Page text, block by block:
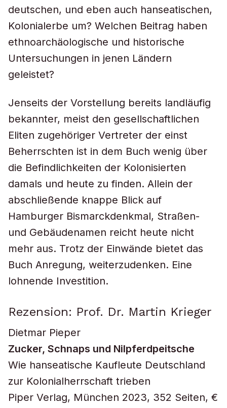
deutschen, und eben auch hanseatischen,
Kolonialerbe um? Welchen Beitrag haben
ethnoarchäologische und historische
Untersuchungen in jenen Ländern
geleistet?
Jenseits der Vorstellung bereits landläufig
bekannter, meist den gesellschaftlichen
Eliten zugehöriger Vertreter der einst
Beherrschten ist in dem Buch wenig über
die Befindlichkeiten der Kolonisierten
damals und heute zu finden. Allein der
abschließende knappe Blick auf
Hamburger Bismarckdenkmal, Straßen-
und Gebäudenamen reicht heute nicht
mehr aus. Trotz der Einwände bietet das
Buch Anregung, weiterzudenken. Eine
lohnende Investition.
Rezension: Prof. Dr. Martin Krieger
Dietmar Pieper
Zucker, Schnaps und Nilpferdpeitsche
Wie hanseatische Kaufleute Deutschland
zur Kolonialherrschaft trieben
Piper Verlag, München 2023, 352 Seiten, €